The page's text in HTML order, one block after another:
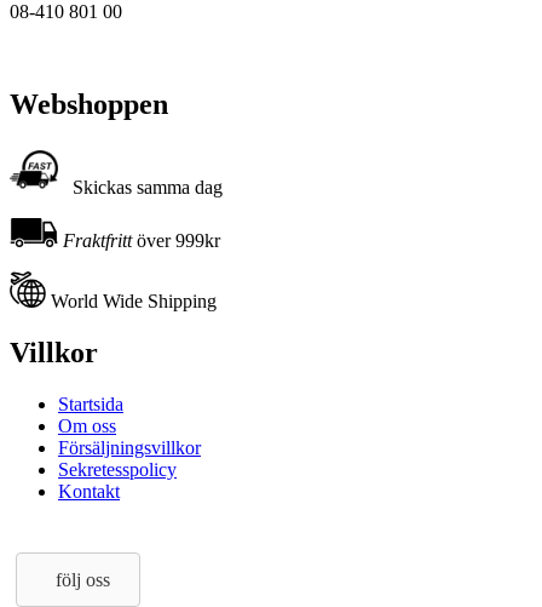
08-410 801 00
Webshoppen
Skickas samma dag
Fraktfrittöver 999kr
World Wide Shipping
Villkor
Startsida
Om oss
Försäljningsvillkor
Sekretesspolicy
Kontakt
följ oss